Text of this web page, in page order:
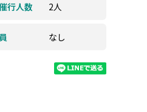
行人数 2人
なし